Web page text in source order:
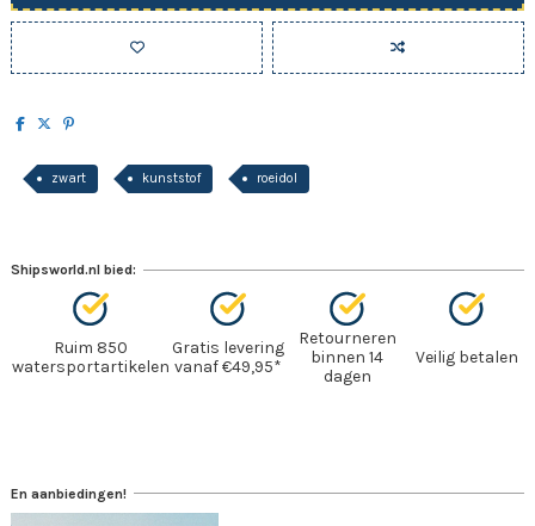
zwart kunststof roeidol
Shipsworld.nl bied:
Ruim 850
watersportartikelen
Gratis levering
vanaf €49,95*
Retourneren
binnen 14
dagen
Veilig betalen
En aanbiedingen!